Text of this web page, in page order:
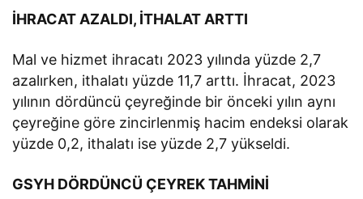
İHRACAT AZALDI, İTHALAT ARTTI
Mal ve hizmet ihracatı 2023 yılında yüzde 2,7
azalırken, ithalatı yüzde 11,7 arttı. İhracat, 2023
yılının dördüncü çeyreğinde bir önceki yılın aynı
çeyreğine göre zincirlenmiş hacim endeksi olarak
yüzde 0,2, ithalatı ise yüzde 2,7 yükseldi.
GSYH DÖRDÜNCÜ ÇEYREK TAHMİNİ